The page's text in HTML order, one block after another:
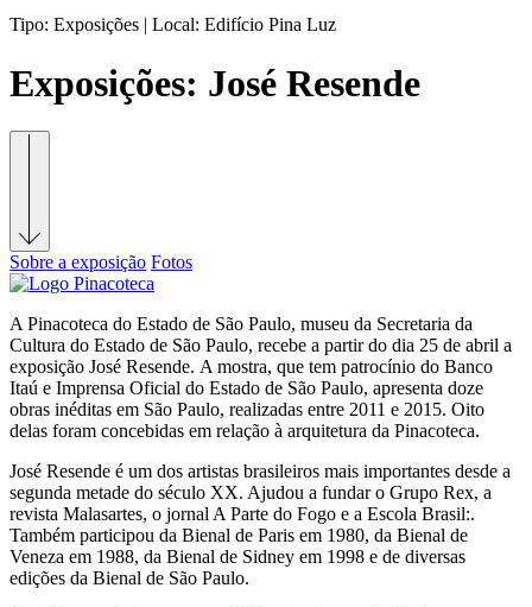
Tipo: Exposições | Local: Edifício Pina Luz
Exposições: José Resende
Sobre a exposição Fotos
A Pinacoteca do Estado de São Paulo, museu da Secretaria da
Cultura do Estado de São Paulo, recebe a partir do dia 25 de abril a
exposição José Resende. A mostra, que tem patrocínio do Banco
Itaú e Imprensa Oficial do Estado de São Paulo, apresenta doze
obras inéditas em São Paulo, realizadas entre 2011 e 2015. Oito
delas foram concebidas em relação à arquitetura da Pinacoteca.
José Resende é um dos artistas brasileiros mais importantes desde a
segunda metade do século XX. Ajudou a fundar o Grupo Rex, a
revista Malasartes, o jornal A Parte do Fogo e a Escola Brasil:.
Também participou da Bienal de Paris em 1980, da Bienal de
Veneza em 1988, da Bienal de Sidney em 1998 e de diversas
edições da Bienal de São Paulo.